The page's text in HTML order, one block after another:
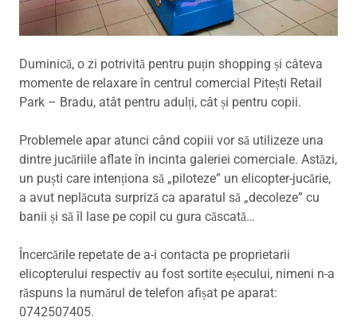
Duminică, o zi potrivită pentru puțin shopping și câteva
momente de relaxare în centrul comercial Pitești Retail
Park – Bradu, atât pentru adulți, cât și pentru copii.
Problemele apar atunci când copiii vor să utilizeze una
dintre jucăriile aflate în incinta galeriei comerciale. Astăzi,
un puști care intenționa să „piloteze” un elicopter-jucărie,
a avut neplăcuta surpriză ca aparatul să „decoleze” cu
banii și să îl lase pe copil cu gura căscată…
Încercările repetate de a-i contacta pe proprietarii
elicopterului respectiv au fost sortite eșecului, nimeni n-a
răspuns la numărul de telefon afișat pe aparat:
0742507405.